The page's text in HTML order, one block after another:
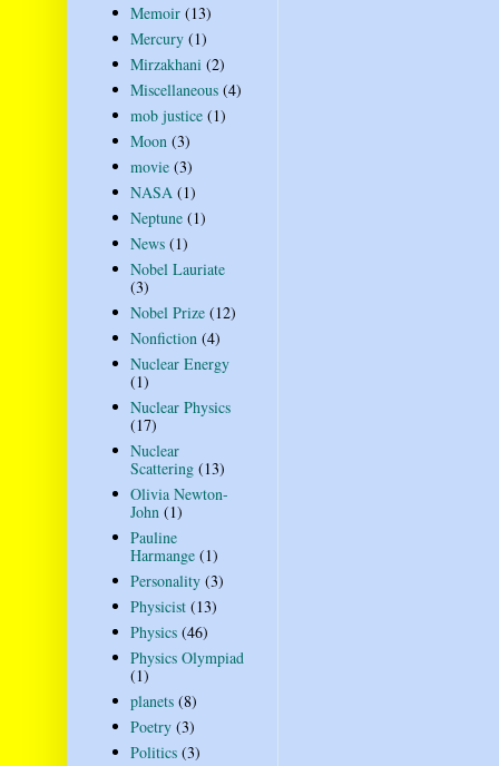
Memoir (13)
Mercury (1)
Mirzakhani (2)
Miscellaneous (4)
mob justice (1)
Moon (3)
movie (3)
NASA (1)
Neptune (1)
News (1)
Nobel Lauriate
(3)
Nobel Prize (12)
Nonfiction (4)
Nuclear Energy
(1)
Nuclear Physics
(17)
Nuclear
Scattering (13)
Olivia Newton-
John (1)
Pauline
Harmange (1)
Personality (3)
Physicist (13)
Physics (46)
Physics Olympiad
(1)
planets (8)
Poetry (3)
Politics (3)